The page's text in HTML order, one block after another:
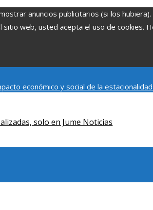
anuncios publicitarios (si los
web, usted acepta el uso de cookies.
económico y social de la
solo en Jume Noticias